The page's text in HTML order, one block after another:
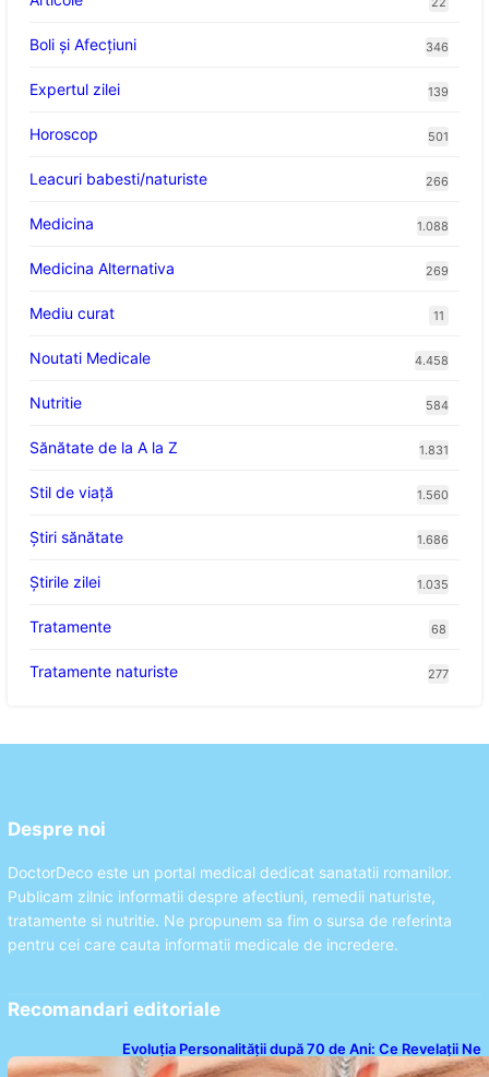
Boli și Afecțiuni 346
Expertul zilei 139
Horoscop 501
Leacuri babesti/naturiste 266
Medicina 1.088
Medicina Alternativa 269
Mediu curat 11
Noutati Medicale 4.458
Nutritie 584
Sănătate de la A la Z 1.831
Stil de viaţă 1.560
Ştiri sănătate 1.686
Știrile zilei 1.035
Tratamente 68
Tratamente naturiste 277
Despre noi
DoctorDeco este un portal medical dedicat sanatatii romanilor.
Publicam zilnic informatii despre afectiuni, remedii naturiste,
tratamente si nutritie. Ne propunem sa fim o sursa de referinta
pentru cei care cauta informatii medicale de incredere.
Recomandari editoriale
Evoluția Personalității după 70 de Ani: Ce Revelații Ne
Oferă Studiile Psihologice